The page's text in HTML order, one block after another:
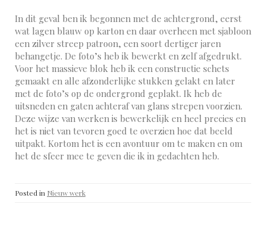
In dit geval ben ik begonnen met de achtergrond, eerst
wat lagen blauw op karton en daar overheen met sjabloon
een zilver streep patroon, een soort dertiger jaren
behangetje. De foto’s heb ik bewerkt en zelf afgedrukt.
Voor het massieve blok heb ik een constructie schets
gemaakt en alle afzonderlijke stukken gelakt en later
met de foto’s op de ondergrond geplakt. Ik heb de
uitsneden en gaten achteraf van glans strepen voorzien.
Deze wijze van werken is bewerkelijk en heel precies en
het is niet van tevoren goed te overzien hoe dat beeld
uitpakt. Kortom het is een avontuur om te maken en om
het de sfeer mee te geven die ik in gedachten heb.
Posted in Nieuw werk